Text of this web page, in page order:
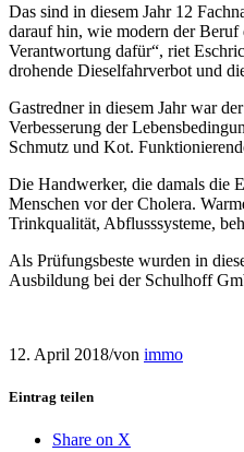
Das sind in diesem Jahr 12
darauf hin, wie modern der Beruf
Verantwortung dafür“, riet
drohende Dieselfahrverbot und
Gastredner in diesem Jahr war
Verbesserung der
Schmutz und Kot.
Die Handwerker, die damals die
Menschen vor der Cholera.
Trinkqualität, Abflusssysteme,
Als Prüfungsbeste wurden in
Ausbildung bei der Schulhoff
12. April 2018/von immo
Eintrag teilen
Share on X